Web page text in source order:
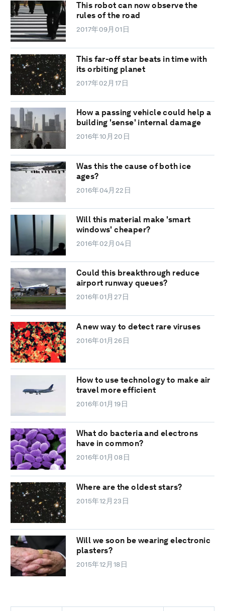
This robot can now observe the
rules of the road
2017年09月01日
This far-off star beats in time with
its orbiting planet
2017年02月17日
How a passing vehicle could help a
building 'sense' internal damage
2016年10月20日
Was this the cause of both ice
ages?
2016年04月22日
Will this material make 'smart
windows' cheaper?
2016年02月04日
Could this breakthrough reduce
airport runway queues?
2016年01月27日
A new way to detect rare viruses
2016年01月26日
How to use technology to make air
travel more efficient
2016年01月19日
What do bacteria and electrons
have in common?
2016年01月08日
Where are the oldest stars?
2015年12月23日
Will we soon be wearing electronic
plasters?
2015年12月18日